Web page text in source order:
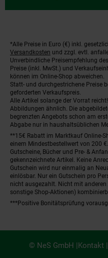
Fußnoten
*Alle Preise in Euro (€) inkl.
Versandkosten und zzgl. evtl.
Unverbindliche Preisempfehlung
Preise (inkl. MwSt.) und
können im Online-Shop abweichen.
Statt- und durchgestrichene Preise
geforderten Verkaufspreis.
Alle Artikel solange der Vorrat
Abbildungen ähnlich. Die
begrenzten Angebots schon am
Abgabe nur in haushaltsüblichen
**15€ Rabatt im Marktkauf Online-
einem Mindestbestellwert von 200
Gutscheine, Bücher und Pre- &
gekennzeichnete Artikel. Keine
Gutschein wird nur einmalig an
einlösbar. Nur ein Gutschein pro
nicht ausgezahlt. Nicht mit anderen
sonstige Shop-Aktionen)
***Positive Bonitätsprüfung
© NeS GmbH |Kontakt |